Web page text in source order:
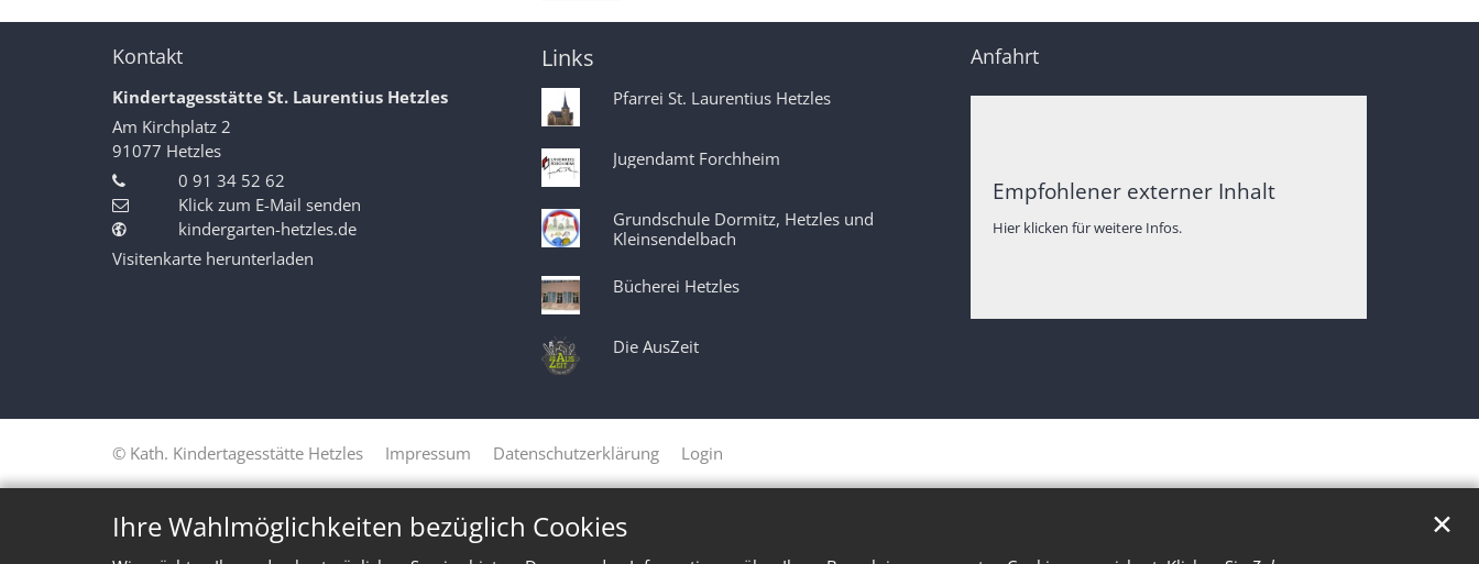
Ihre Wahlmöglichkeiten bezüglich Cookies ✕
Kontakt
Kindertagesstätte St. Laurentius Hetzles
Am Kirchplatz 2
91077 Hetzles
0 91 34 52 62
Klick zum E-Mail senden
kindergarten-hetzles.de
Visitenkarte herunterladen
Links
Pfarrei St. Laurentius Hetzles
Jugendamt Forchheim
Grundschule Dormitz, Hetzles und
Kleinsendelbach
Bücherei Hetzles
Die AusZeit
Anfahrt
Empfohlener externer Inhalt
Hier klicken für weitere Infos.
© Kath. Kindertagesstätte Hetzles Impressum Datenschutzerklärung Login